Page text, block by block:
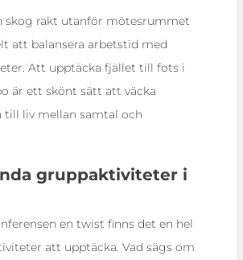
skog rakt utanför mötesrummet
att balansera arbetstid med
Att upptäcka fjället till fots i
är ett skönt sätt att väcka
till liv mellan samtal och
gruppaktiviteter i
en twist finns det en hel
att upptäcka. Vad sägs om